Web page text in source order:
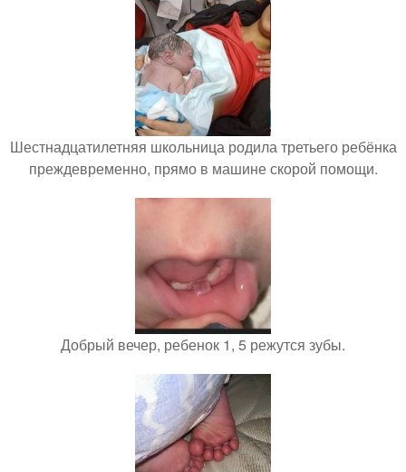
Шестнадцатилетняя школьница родила третьего ребёнка
преждевременно, прямо в машине скорой помощи.
Добрый вечер, ребенок 1, 5 режутся зубы.